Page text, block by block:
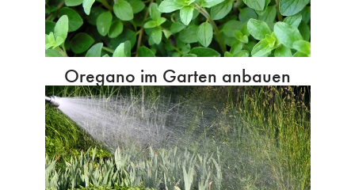
Oregano im Garten anbauen